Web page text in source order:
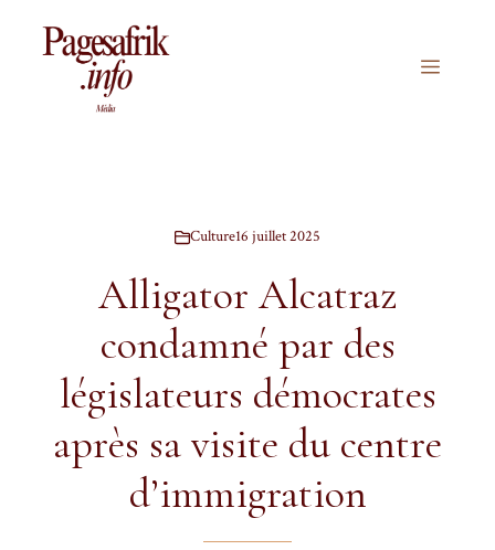
Menu
Culture16 juillet 2025
Alligator Alcatraz
condamné par des
législateurs démocrates
après sa visite du centre
d’immigration